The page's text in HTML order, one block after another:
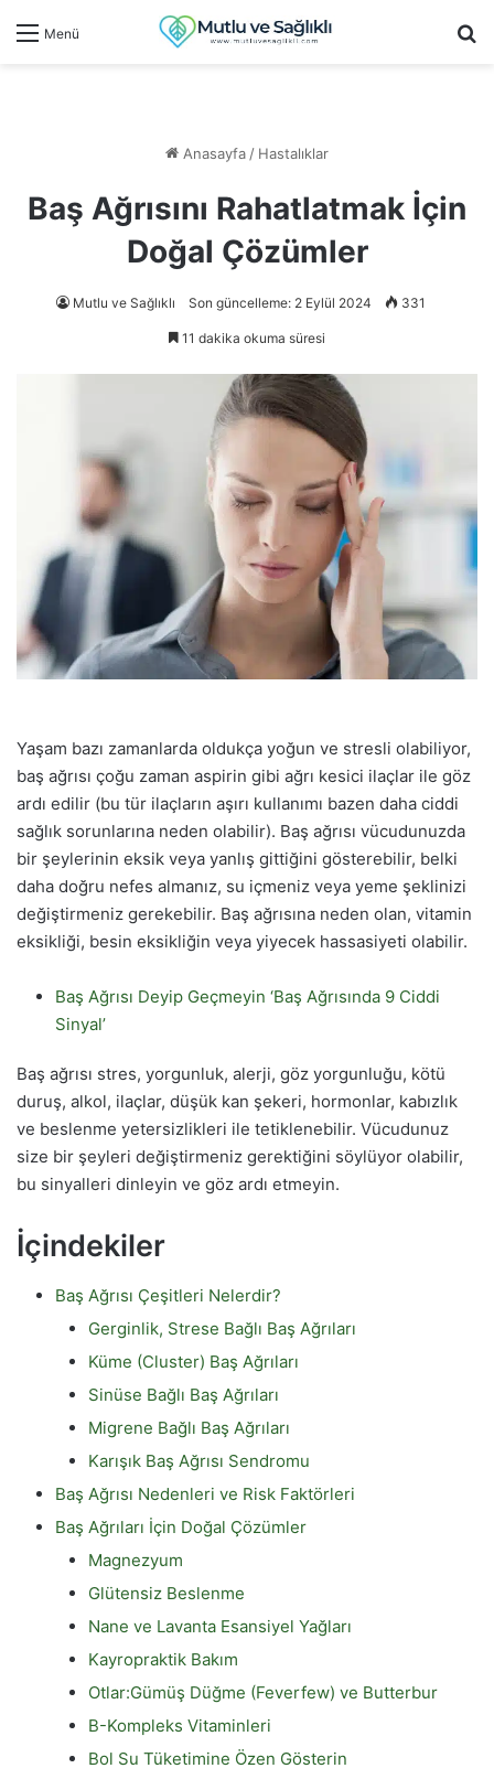
Menü
Anasayfa/ Hastalıklar
Baş Ağrısını Rahatlatmak İçin
Doğal Çözümler
Mutlu ve Sağlıklı Son güncelleme: 2 Eylül 2024 331
11 dakika okuma süresi
Yaşam bazı zamanlarda oldukça yoğun ve stresli olabiliyor,
baş ağrısı çoğu zaman aspirin gibi ağrı kesici ilaçlar ile göz
ardı edilir (bu tür ilaçların aşırı kullanımı bazen daha ciddi
sağlık sorunlarına neden olabilir). Baş ağrısı vücudunuzda
bir şeylerinin eksik veya yanlış gittiğini gösterebilir, belki
daha doğru nefes almanız, su içmeniz veya yeme şeklinizi
değiştirmeniz gerekebilir. Baş ağrısına neden olan, vitamin
eksikliği, besin eksikliğin veya yiyecek hassasiyeti olabilir.
Baş Ağrısı Deyip Geçmeyin ‘Baş Ağrısında 9 Ciddi
Sinyal’
Baş ağrısı stres, yorgunluk, alerji, göz yorgunluğu, kötü
duruş, alkol, ilaçlar, düşük kan şekeri, hormonlar, kabızlık
ve beslenme yetersizlikleri ile tetiklenebilir. Vücudunuz
size bir şeyleri değiştirmeniz gerektiğini söylüyor olabilir,
bu sinyalleri dinleyin ve göz ardı etmeyin.
İçindekiler
Baş Ağrısı Çeşitleri Nelerdir?
Gerginlik, Strese Bağlı Baş Ağrıları
Küme (Cluster) Baş Ağrıları
Sinüse Bağlı Baş Ağrıları
Migrene Bağlı Baş Ağrıları
Karışık Baş Ağrısı Sendromu
Baş Ağrısı Nedenleri ve Risk Faktörleri
Baş Ağrıları İçin Doğal Çözümler
Magnezyum
Glütensiz Beslenme
Nane ve Lavanta Esansiyel Yağları
Kayropraktik Bakım
Otlar:Gümüş Düğme (Feverfew) ve Butterbur
B-Kompleks Vitaminleri
Bol Su Tüketimine Özen Gösterin